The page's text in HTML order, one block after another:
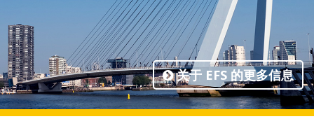
关于 EFS 的更多信息